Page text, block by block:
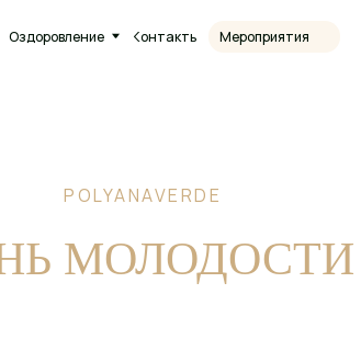
Контакты Мероприятия Поиск
POLYANAVERDE
МОЛОДОСТИ